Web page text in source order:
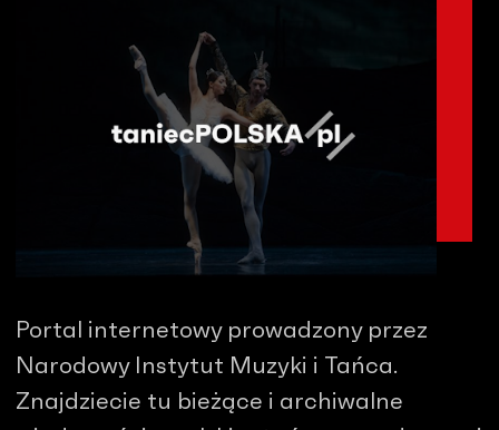
Portal internetowy prowadzony przez
Narodowy Instytut Muzyki i Tańca.
Znajdziecie tu bieżące i archiwalne